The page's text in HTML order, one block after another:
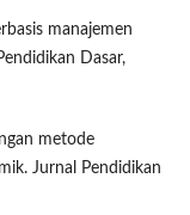
manajemen
Dasar,
metode
Jurnal Pendidikan